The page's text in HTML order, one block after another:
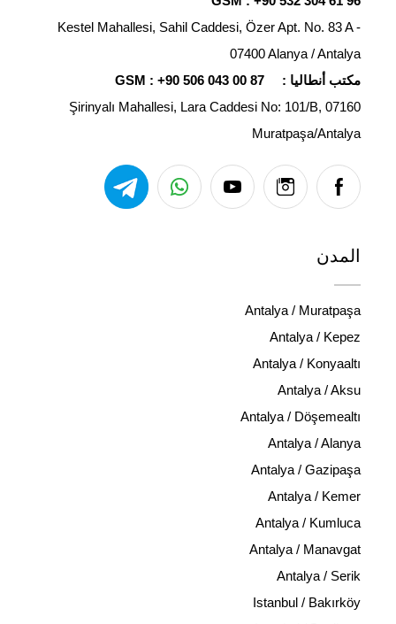
Kestel Mahallesi, Sahil Caddesi, Özer Apt. No. 83 A -
07400 Alanya / Antalya
مكتب أنطاليا :
GSM : +90 506 043 00 87
Şirinyalı Mahallesi, Lara Caddesi No: 101/B, 07160
Muratpaşa/Antalya
المدن
Antalya / Muratpaşa
Antalya / Kepez
Antalya / Konyaaltı
Antalya / Aksu
Antalya / Döşemealtı
Antalya / Alanya
Antalya / Gazipaşa
Antalya / Kemer
Antalya / Kumluca
Antalya / Manavgat
Antalya / Serik
Istanbul / Bakırköy